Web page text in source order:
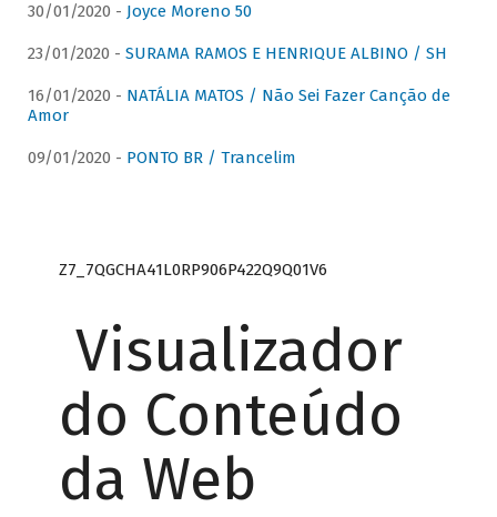
30/01/2020 - Joyce Moreno 50
23/01/2020 - SURAMA RAMOS E HENRIQUE ALBINO / SH
16/01/2020 - NATÁLIA MATOS / Não Sei Fazer Canção de
Amor
09/01/2020 - PONTO BR / Trancelim
Z7_7QGCHA41L0RP906P422Q9Q01V6
Visualizador
do Conteúdo
da Web